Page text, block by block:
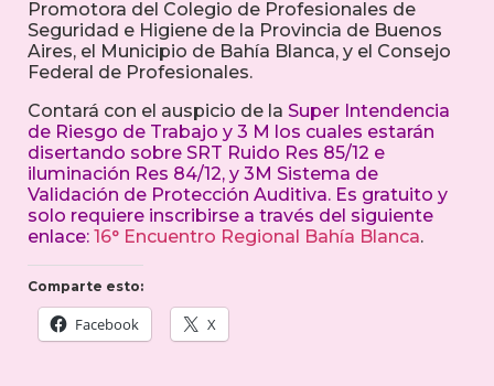
Promotora del Colegio de Profesionales de
Seguridad e Higiene de la Provincia de Buenos
Aires, el Municipio de Bahía Blanca, y el Consejo
Federal de Profesionales.
Contará con el auspicio de la Super Intendencia
de Riesgo de Trabajo y 3 M los cuales estarán
disertando sobre SRT Ruido Res 85/12 e
iluminación Res 84/12, y 3M Sistema de
Validación de Protección Auditiva. Es gratuito y
solo requiere inscribirse a través del siguiente
enlace: 16° Encuentro Regional Bahía Blanca.
Comparte esto:
Facebook X